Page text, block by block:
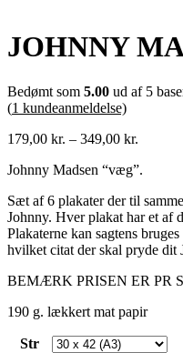
JOHNNY
Bedømt som 5.00 ud af 5
(1 kundeanmeldelse)
179,00 kr. – 349,00 kr.
til
Johnny Madsen “væg”.
Sæt af 6 plakater der til
Johnny. Hver plakat har et af
Plakaterne kan sagtens
hvilket citat der skal pryde dit
BEMÆRK PRISEN ER PR
190 g. lækkert mat papir
Str